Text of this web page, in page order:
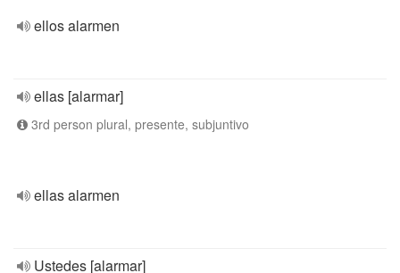
ellos alarmen
ellas [alarmar]
3rd person plural, presente, subjuntivo
ellas alarmen
Ustedes [alarmar]